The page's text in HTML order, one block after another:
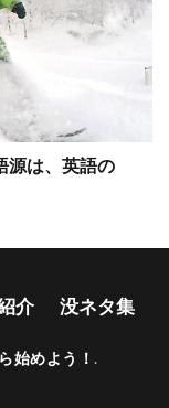
源は、英語の
介 没ネタ集
始めよう！.